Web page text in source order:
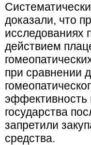
доказали, что
исследованиях
действием
при сравнении
эффективность
государства
запретили
средства.